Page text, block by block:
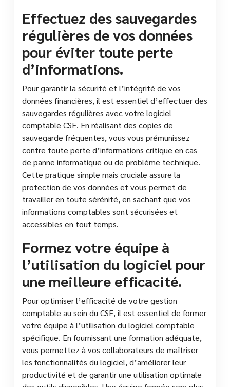
Effectuez des sauvegardes
régulières de vos données
pour éviter toute perte
d’informations.
Pour garantir la sécurité et l’intégrité de vos
données financières, il est essentiel d’effectuer des
sauvegardes régulières avec votre logiciel
comptable CSE. En réalisant des copies de
sauvegarde fréquentes, vous vous prémunissez
contre toute perte d’informations critique en cas
de panne informatique ou de problème technique.
Cette pratique simple mais cruciale assure la
protection de vos données et vous permet de
travailler en toute sérénité, en sachant que vos
informations comptables sont sécurisées et
accessibles en tout temps.
Formez votre équipe à
l’utilisation du logiciel pour
une meilleure efficacité.
Pour optimiser l’efficacité de votre gestion
comptable au sein du CSE, il est essentiel de former
votre équipe à l’utilisation du logiciel comptable
spécifique. En fournissant une formation adéquate,
vous permettez à vos collaborateurs de maîtriser
les fonctionnalités du logiciel, d’améliorer leur
productivité et de garantir une utilisation optimale